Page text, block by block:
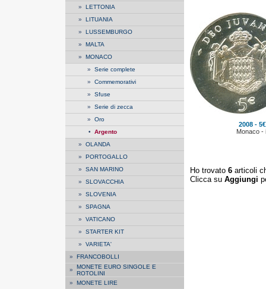
» LETTONIA
» LITUANIA
» LUSSEMBURGO
» MALTA
» MONACO
» Serie complete
» Commemorativi
» Sfuse
» Serie di zecca
» Oro
•
Argento
» OLANDA
» PORTOGALLO
» SAN MARINO
» SLOVACCHIA
» SLOVENIA
» SPAGNA
» VATICANO
» STARTER KIT
» VARIETA'
» FRANCOBOLLI
» MONETE EURO SINGOLE E
ROTOLINI
» MONETE LIRE
2008 -
Monaco -
Ho trovato 6 articoli
Clicca su Aggiungi